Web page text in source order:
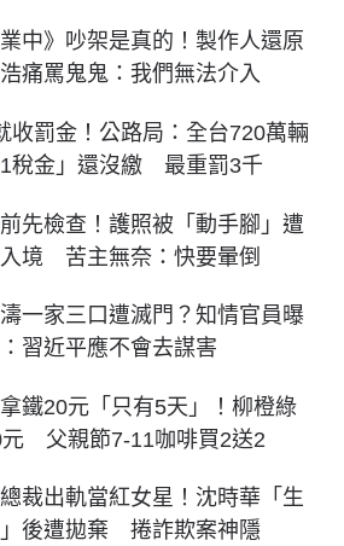
業中》吵架是真的！製作人還原
痛罵鬼鬼：我們無法介入
收罰金！公路局：全台720萬輛
稅金」還沒繳 最重罰3千
先檢查！護照被「動手腳」遭
境 苦主無奈：快要暈倒
一家三口遭滅門？知情官員曝
習近平應不會去謀害
鐵20元「只有5天」！柳橙綠
元 父親節7-11咖啡買2送2
裁出軌當紅女星！沈時華「生
後遭拋棄 捲詐欺案神隱